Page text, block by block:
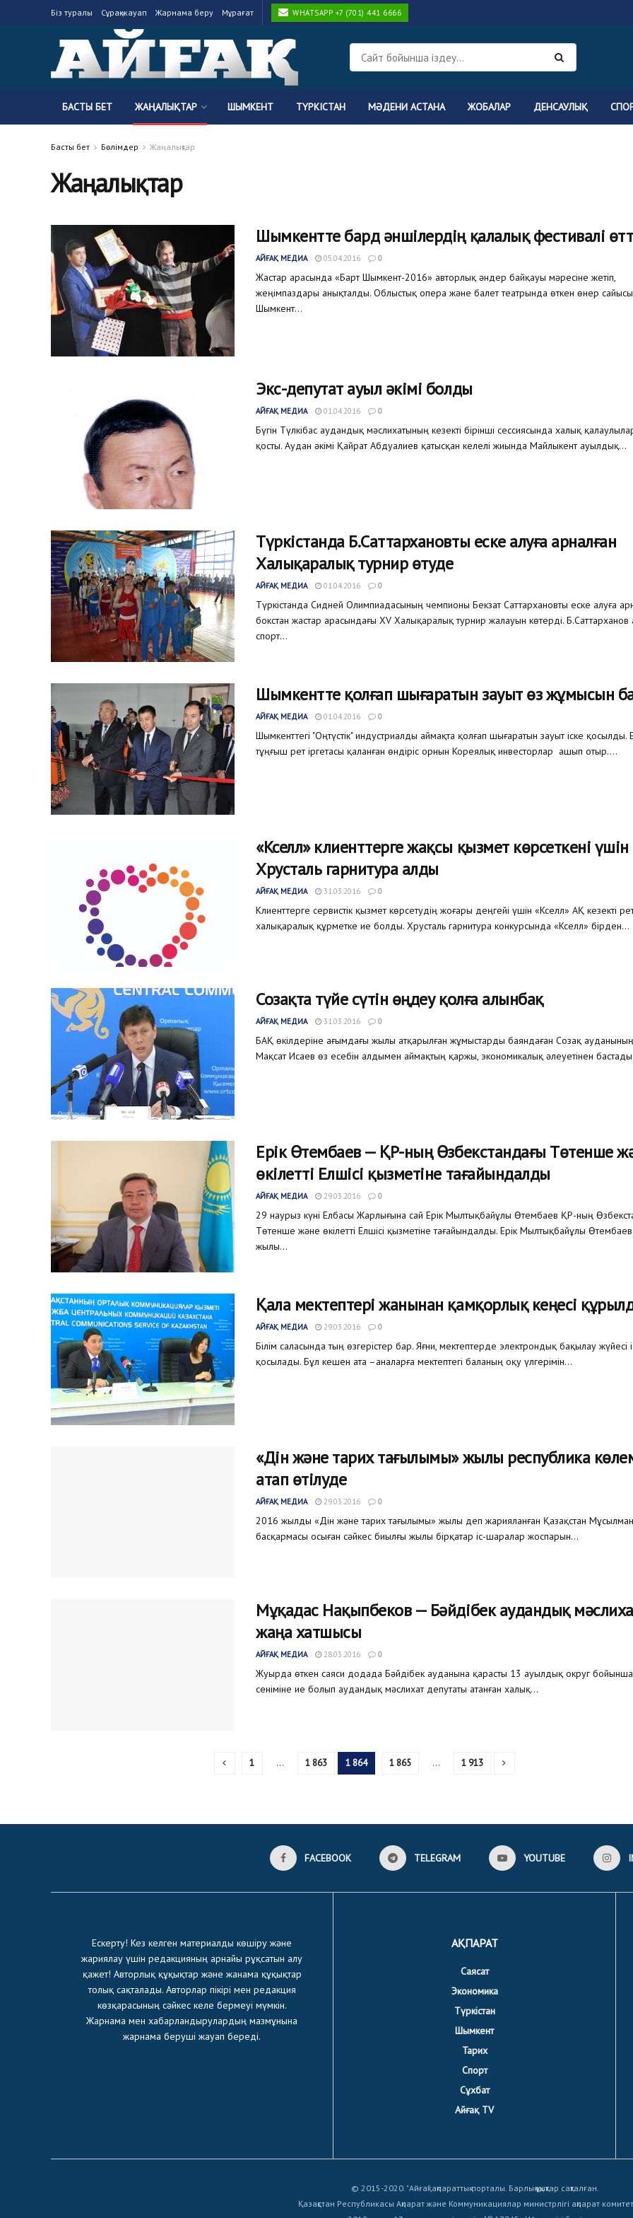
Біз туралы Сұрақ-жауап Жарнама беру Мұрағат WHATSAPP +7 (701) 441 6666
БАСТЫ БЕТ ЖАҢАЛЫҚТАР ШЫМКЕНТ ТҮРКІСТАН МӘДЕНИ АСТАНА ЖОБАЛАР ДЕНСАУЛЫҚ
Басты бет Бөлімдер Жаңалықтар
Жаңалықтар
Шымкентте бард әншілердің қалалық фестивалі
АЙҒАҚ МЕДИА 05.04.2016 0
Жастар арасында «Барт Шымкент-2016» авторлық әндер байқауы мәресіне жетіп,
жеңімпаздары анықталды. Облыстық опера және балет театрында өткен өнер
Шымкент...
Экс-депутат ауыл әкімі болды
АЙҒАҚ МЕДИА 01.04.2016 0
Бүгін Түлкібас аудандық мәслихатының кезекті бірінші сессиясында халық
қосты. Аудан әкімі Қайрат Абдуалиев қатысқан келелі жиында Майлыкент ауылдық...
Түркістанда Б.Саттархановты еске алуға арналған
Халықаралық турнир өтуде
АЙҒАҚ МЕДИА 01.04.2016 0
Түркістанда Сидней Олимпиадасының чемпионы Бекзат Саттархановты еске алуға
бокстан жастар арасындағы ХV Халықаралық турнир жалауын көтерді. Б.Саттарханов
спорт...
Шымкентте қолғап шығаратын зауыт өз жұмысын
АЙҒАҚ МЕДИА 01.04.2016 0
Шымкенттегі "Оңтүстік" индустриалды аймақта қолғап шығаратын зауыт іске қосылды.
тұңғыш рет іргетасы қаланған өндіріс орнын Кореялық инвесторлар ашып отыр....
«Кселл» клиенттерге жақсы қызмет көрсеткені үшін
Хрусталь гарнитура алды
АЙҒАҚ МЕДИА 31.03.2016 0
Клиенттерге сервистік қызмет көрсетудің жоғары деңгейі үшін «Кселл» АҚ кезекті
халықаралық құрметке ие болды. Хрусталь гарнитура конкурсында «Кселл» бірден...
Созақта түйе сүтін өңдеу қолға алынбақ
АЙҒАҚ МЕДИА 31.03.2016 0
БАҚ өкілдеріне ағымдағы жылы атқарылған жұмыстарды баяндаған Созақ ауданының
Мақсат Исаев өз есебін алдымен аймақтың қаржы, экономикалық әлеуетінен
Ерік Өтембаев — ҚР-ның Өзбекстандағы Төтенше
өкілетті Елшісі қызметіне тағайындалды
АЙҒАҚ МЕДИА 29.03.2016 0
29 наурыз күні Елбасы Жарлығына сай Ерік Мылтықбайұлы Өтембаев ҚР-ның
Төтенше және өкілетті Елшісі қызметіне тағайындалды. Ерік Мылтықбайұлы
жылы...
Қала мектептері жанынан қамқорлық кеңесі
АЙҒАҚ МЕДИА 29.03.2016 0
Білім саласында тың өзгерістер бар. Яғни, мектептерде электрондық бақылау жүйесі
қосылады. Бұл кешен ата –аналарға мектептегі баланың оқу үлгерімін...
«Дін және тарих тағылымы» жылы республика
атап өтілуде
АЙҒАҚ МЕДИА 29.03.2016 0
2016 жылды «Дін және тарих тағылымы» жылы деп жарияланған Қазақстан
басқармасы осыған сәйкес биылғы жылы бірқатар іс-шаралар жоспарын...
Мұқадас Нақыпбеков — Бәйдібек аудандық
жаңа хатшысы
АЙҒАҚ МЕДИА 28.03.2016 0
Жуырда өткен саяси додада Бәйдібек ауданына қарасты 13 ауылдық округ
сеніміне ие болып аудандық мәслихат депутаты атанған халық...
1 … 1 863 1 864 1 865 … 1 913
FACEBOOK TELEGRAM YOUTUBE
Ескерту! Кез келген материалды көшіру және
жариялау үшін редакцияның арнайы рұқсатын алу
қажет! Авторлық құқықтар және жанама құқықтар
толық сақталады. Авторлар пікірі мен редакция
көзқарасының сәйкес келе бермеуі мүмкін.
Жарнама мен хабарландырулардың мазмұнына
жарнама беруші жауап береді.
АҚПАРАТ
Саясат
Экономика
Түркістан
Шымкент
Тарих
Спорт
Сұхбат
Айғақ TV
© 2015-2020. "Айғақ" ақпараттық порталы. Барлық құқықтар сақталған.
Қазақстан Республикасы Ақпарат және Коммуникациялар министрлігі ақпарат